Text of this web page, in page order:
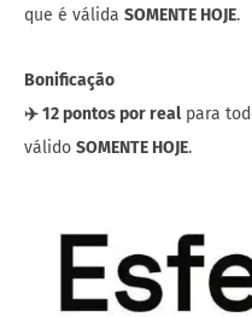
que é válida SOMENTE HOJE.
Bonificação
✈️ 12 pontos por real para
válido SOMENTE HOJE.